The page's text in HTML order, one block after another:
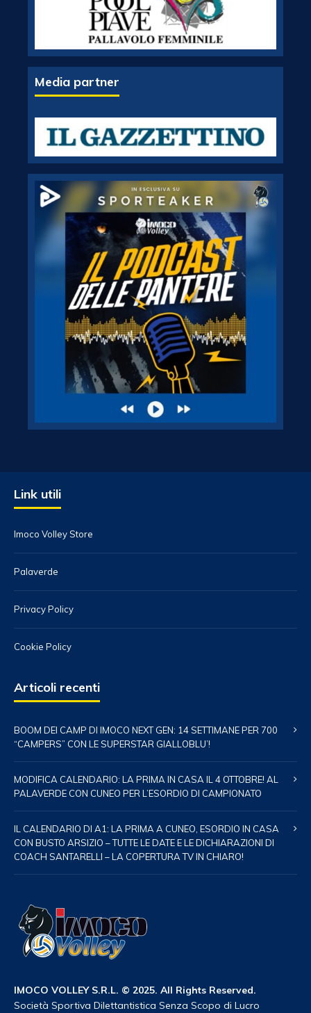
Media partner
Link utili
Imoco Volley Store
Palaverde
Privacy Policy
Cookie Policy
Articoli recenti
BOOM DEI CAMP DI IMOCO NEXT GEN: 14 SETTIMANE PER 700
“CAMPERS” CON LE SUPERSTAR GIALLOBLU’!
MODIFICA CALENDARIO: LA PRIMA IN CASA IL 4 OTTOBRE! AL
PALAVERDE CON CUNEO PER L’ESORDIO DI CAMPIONATO
IL CALENDARIO DI A1: LA PRIMA A CUNEO, ESORDIO IN CASA
CON BUSTO ARSIZIO – TUTTE LE DATE E LE DICHIARAZIONI DI
COACH SANTARELLI – LA COPERTURA TV IN CHIARO!
IMOCO VOLLEY S.R.L. © 2025. All Rights Reserved.
Società Sportiva Dilettantistica Senza Scopo di Lucro